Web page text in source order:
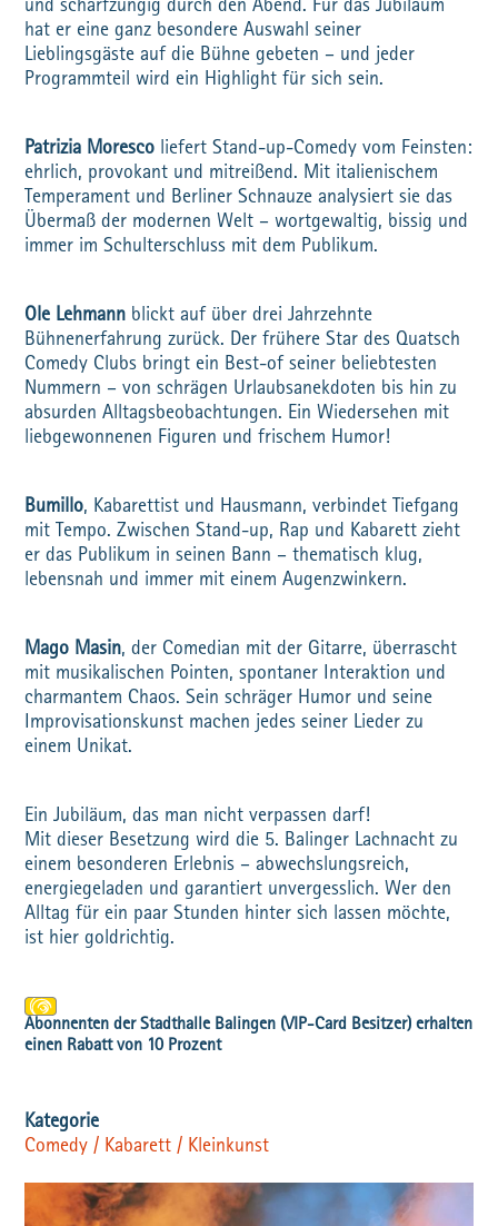
und scharfzüngig durch den Abend. Für das Jubiläum
hat er eine ganz besondere Auswahl seiner
Lieblingsgäste auf die Bühne gebeten – und jeder
Programmteil wird ein Highlight für sich sein.
Patrizia Moresco liefert Stand-up-Comedy vom Feinsten:
ehrlich, provokant und mitreißend. Mit italienischem
Temperament und Berliner Schnauze analysiert sie das
Übermaß der modernen Welt – wortgewaltig, bissig und
immer im Schulterschluss mit dem Publikum.
Ole Lehmann blickt auf über drei Jahrzehnte
Bühnenerfahrung zurück. Der frühere Star des Quatsch
Comedy Clubs bringt ein Best-of seiner beliebtesten
Nummern – von schrägen Urlaubsanekdoten bis hin zu
absurden Alltagsbeobachtungen. Ein Wiedersehen mit
liebgewonnenen Figuren und frischem Humor!
Bumillo, Kabarettist und Hausmann, verbindet Tiefgang
mit Tempo. Zwischen Stand-up, Rap und Kabarett zieht
er das Publikum in seinen Bann – thematisch klug,
lebensnah und immer mit einem Augenzwinkern.
Mago Masin, der Comedian mit der Gitarre, überrascht
mit musikalischen Pointen, spontaner Interaktion und
charmantem Chaos. Sein schräger Humor und seine
Improvisationskunst machen jedes seiner Lieder zu
einem Unikat.
Ein Jubiläum, das man nicht verpassen darf!
Mit dieser Besetzung wird die 5. Balinger Lachnacht zu
einem besonderen Erlebnis – abwechslungsreich,
energiegeladen und garantiert unvergesslich. Wer den
Alltag für ein paar Stunden hinter sich lassen möchte,
ist hier goldrichtig.
Comedy / Kabarett / Kleinkunst